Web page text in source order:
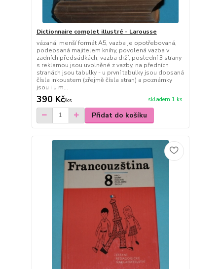
Dictionnaire complet illustré - Larousse
vázaná, menší formát A5, vazba je opotřebovaná,
podepsaná majitelem knihy, povolená vazba v
zadních předsádkách, vazba drží, poslední 3 strany
s reklamou jsou uvolněné z vazby, na předních
stranách jsou tabulky - u první tabulky jsou dopsaná
čísla inkoustem (zřejmě čísla stran) a poznámky
jsou i u m...
390 Kč/ks skladem 1 ks
Přidat do košíku